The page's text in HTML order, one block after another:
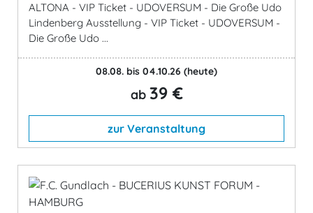
ALTONA - VIP Ticket - UDOVERSUM - Die Große Udo
Lindenberg Ausstellung - VIP Ticket - UDOVERSUM -
Die Große Udo ...
08.08. bis 04.10.26 (heute)
ab 39 €
zur Veranstaltung